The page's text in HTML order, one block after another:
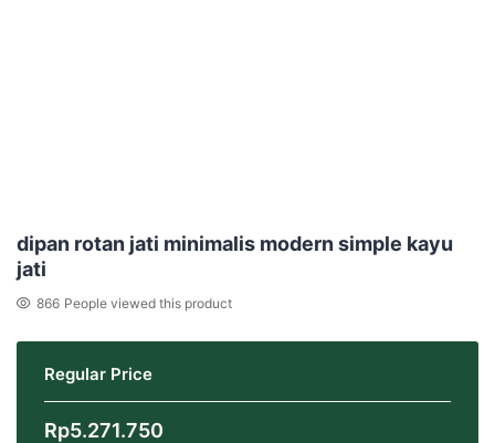
dipan rotan jati minimalis modern simple kayu
jati
866 People viewed this product
Regular Price
Rp5.271.750